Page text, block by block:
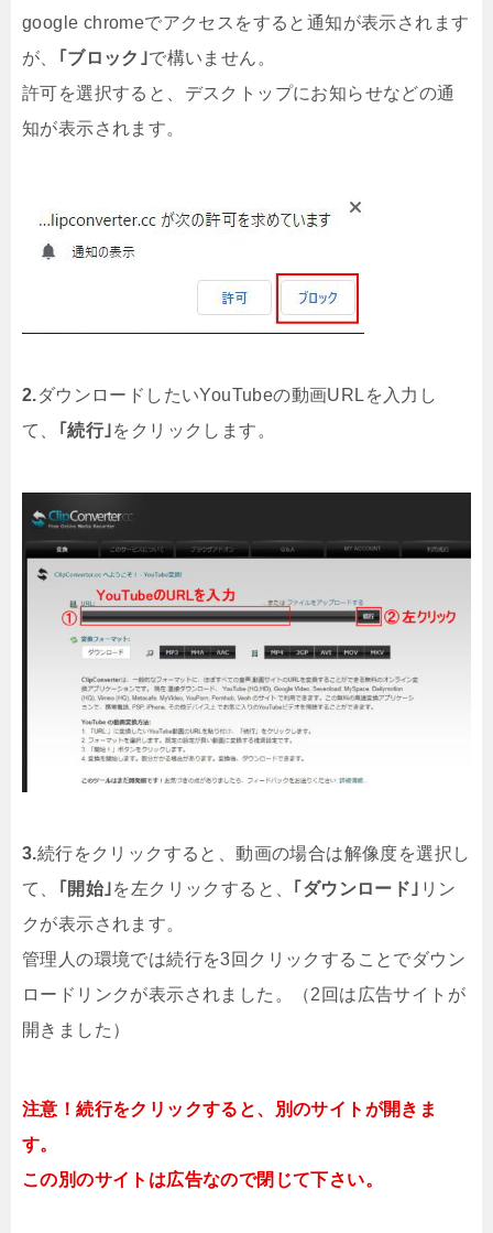
google chromeでアクセスをすると通知が表示されます
が、
｢ブロック｣で構いません。
許可を選択すると、デスクトップにお知らせなどの通
知が表示されます。
2.ダウンロードしたいYouTubeの動画URLを入力し
て、
｢続行｣ をクリックします。
3.続行をクリックすると、動画の場合は解像度を選択し
て、
｢開始｣ を左クリックすると、 ｢ダウンロード｣ リン
クが表示されます。
管理人の環境では続行を3回クリックすることでダウン
ロードリンクが表示されました。（2回は広告サイトが
開きました）
注意！続行をクリックすると、別のサイトが開きま
す。
この別のサイトは広告なので閉じて下さい。